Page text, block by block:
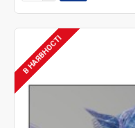
В НАЯВНОСТІ